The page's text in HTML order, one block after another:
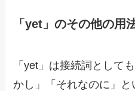
「yet」のその他の用
「yet」は接続詞として
かし」「それなのに」